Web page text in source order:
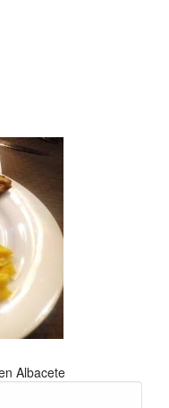
Albacete